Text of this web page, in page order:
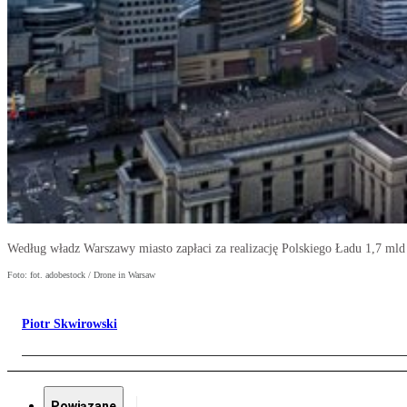
Według władz Warszawy miasto zapłaci za realizację Polskiego Ładu 1,7 mld
Foto: fot. adobestock / Drone in Warsaw
Piotr Skwirowski